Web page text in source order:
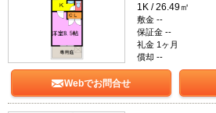
1K / 26.49㎡
敷金 --
保証金 --
礼金 1ヶ月
償却 --
Webでお問合せ